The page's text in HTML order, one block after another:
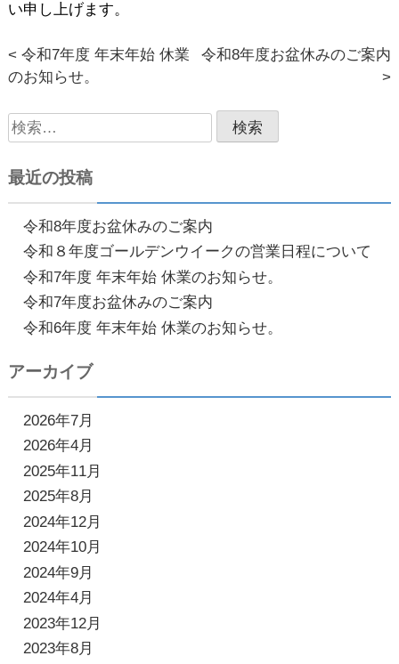
い申し上げます。
投
稿
ナ
ゲ
ー
シ
ョ
ン
< 令和7年度 年末年始 休業
のお知らせ。
令和8年度お盆休みのご案内
>
検
索:
最近の投稿
令和8年度お盆休みのご案内
令和８年度ゴールデンウイークの営業日程について
令和7年度 年末年始 休業のお知らせ。
令和7年度お盆休みのご案内
令和6年度 年末年始 休業のお知らせ。
アーカイブ
2026年7月
2026年4月
2025年11月
2025年8月
2024年12月
2024年10月
2024年9月
2024年4月
2023年12月
2023年8月